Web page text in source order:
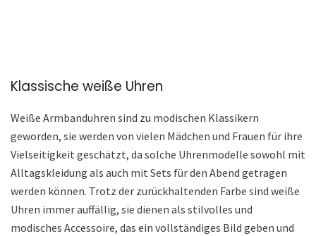
Klassische weiße Uhren
Weiße Armbanduhren sind zu modischen Klassikern
geworden, sie werden von vielen Mädchen und Frauen für ihre
Vielseitigkeit geschätzt, da solche Uhrenmodelle sowohl mit
Alltagskleidung als auch mit Sets für den Abend getragen
werden können. Trotz der zurückhaltenden Farbe sind weiße
Uhren immer auffällig, sie dienen als stilvolles und
modisches Accessoire, das ein vollständiges Bild geben und